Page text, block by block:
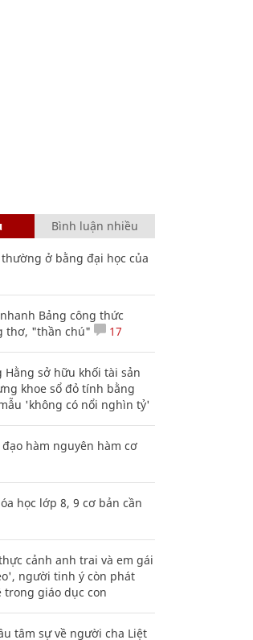
Bình luận nhiều
ở bằng đại học của
Bảng công thức
thơ, "thần chú"
17
Hằng sở hữu khối tài sản
khoe sổ đỏ tính bằng
'không có nổi nghìn tỷ'
hàm nguyên hàm cơ
học lớp 8, 9 cơ bản cần
cảnh anh trai và em gái
người tinh ý còn phát
trong giáo dục con
tâm sự về người cha Liệt